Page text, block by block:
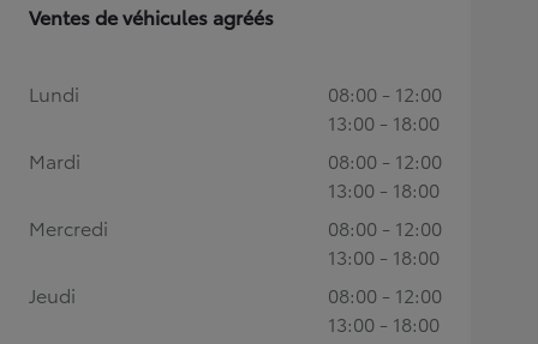
Ventes de véhicules agréés
Lundi
08:00 - 12:00
13:00 - 18:00
Mardi
08:00 - 12:00
13:00 - 18:00
Mercredi
08:00 - 12:00
13:00 - 18:00
Jeudi
08:00 - 12:00
13:00 - 18:00